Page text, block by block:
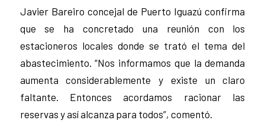
Javier Bareiro concejal de Puerto Iguazú confirma
que se ha concretado una reunión con los
estacioneros locales donde se trató el tema del
abastecimiento. “Nos informamos que la demanda
aumenta considerablemente y existe un claro
faltante. Entonces acordamos racionar las
reservas y así alcanza para todos”, comentó.